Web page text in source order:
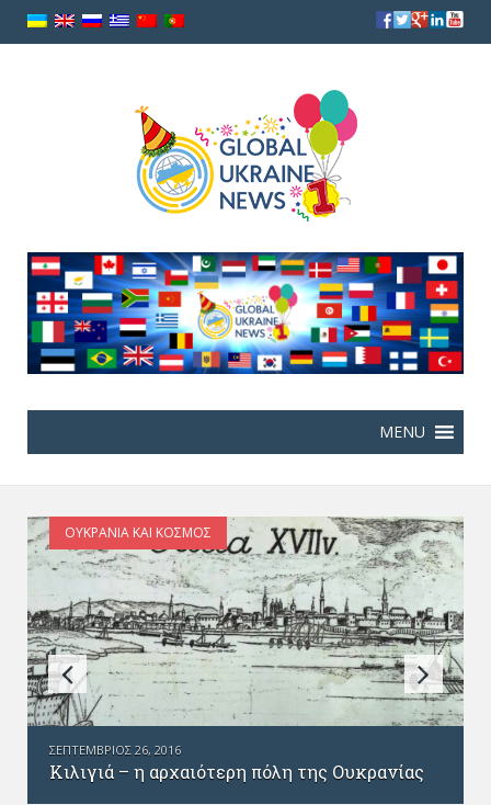
ΟΥΚΡΑΝΊΑ ΚΑΙ ΚΌΣΜΟΣ
ΣΕΠΤΈΜΒΡΙΟΣ 26, 2016
Κιλιγιά – η αρχαιότερη πόλη της Ουκρανίας